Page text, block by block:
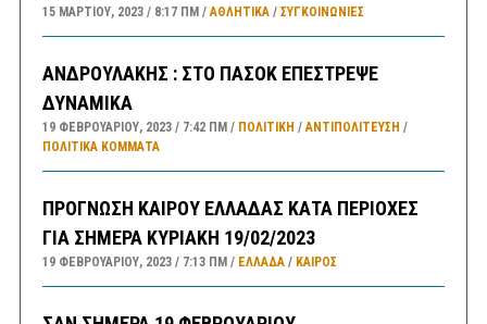
15 ΜΑΡΤΊΟΥ, 2023 8:17 ΠΜ ΑΘΛΗΤΙΚΑ/ ΣΥΓΚΟΙΝΩΝΊΕΣ
ΑΝΔΡΟΥΛΑΚΗΣ : ΣΤΟ ΠΑΣΟΚ ΕΠΕΣΤΡΕΨΕ
ΔΥΝΑΜΙΚΑ
19 ΦΕΒΡΟΥΑΡΊΟΥ, 2023 7:42 ΠΜ ΠΟΛΙΤΙΚΗ /ΑΝΤΙΠΟΛΊΤΕΥΣΗ /
ΠΟΛΙΤΙΚΆ ΚΌΜΜΑΤΑ
ΠΡΟΓΝΩΣΗ ΚΑΙΡΟΥ ΕΛΛΑΔΑΣ ΚΑΤΑ ΠΕΡΙΟΧΕΣ
ΓΙΑ ΣΗΜΕΡΑ ΚΥΡΙΑΚΗ 19/02/2023
19 ΦΕΒΡΟΥΑΡΊΟΥ, 2023 7:13 ΠΜ ΕΛΛΑΔA/ ΚΑΙΡΌΣ